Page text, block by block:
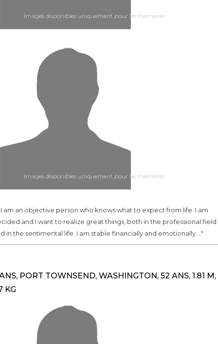
Images disponibles uniquement pour les membres
Images disponibles uniquement pour les membres
I am an objective person who knows what to expect from life. I am
and I want to realize great things, both in the professional field
in the sentimental life. I am stable financially and emotionally ..."
PORT TOWNSEND, WASHINGTON, 52 ANS, 1.81 M,
KG